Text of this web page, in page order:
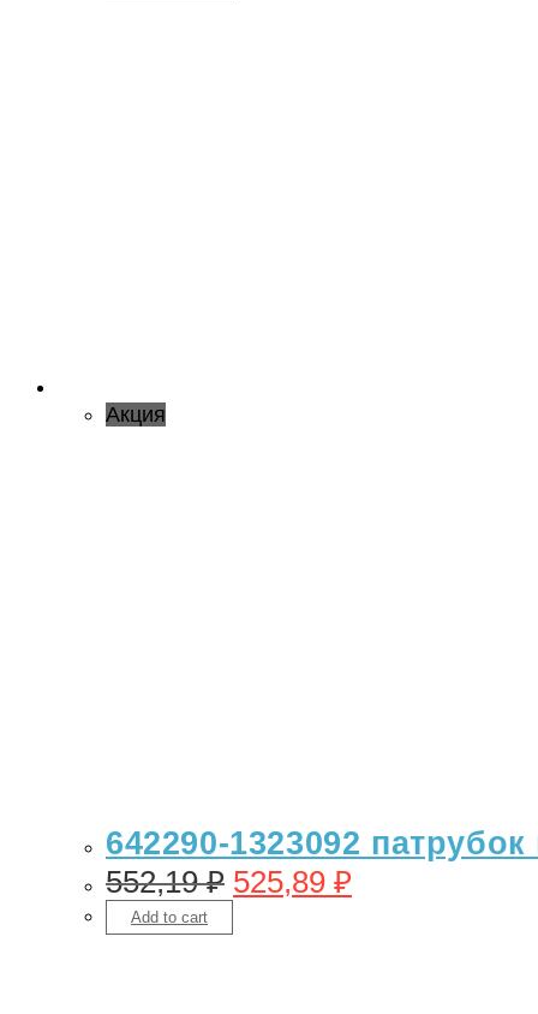
Акция
642290-1323092
552,19₽ 525,89 ₽
Add to cart